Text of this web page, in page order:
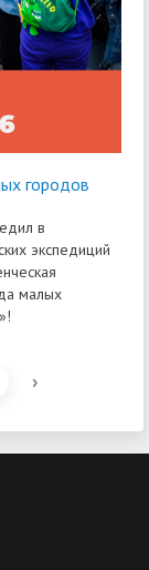
городов
в
экспедиций
малых
›